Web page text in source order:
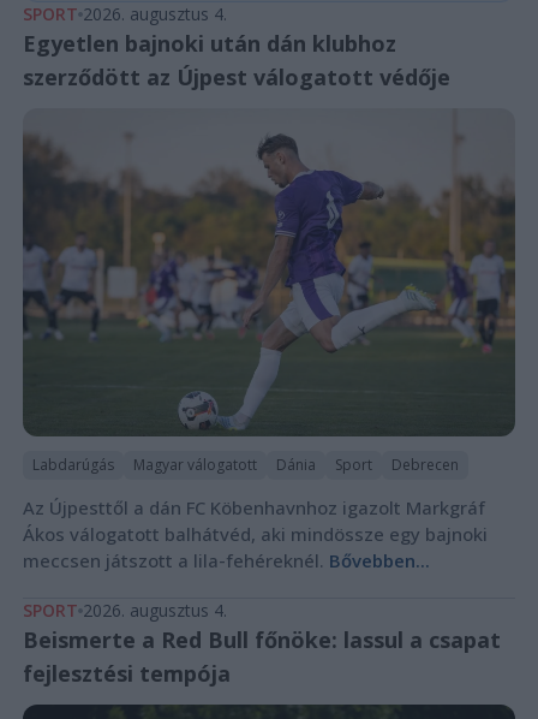
SPORT 2026. augusztus 4.
Egyetlen bajnoki után dán klubhoz
szerződött az Újpest válogatott védője
Labdarúgás Magyar válogatott Dánia Sport Debrecen
Az Újpesttől a dán FC Köbenhavnhoz igazolt Markgráf
Ákos válogatott balhátvéd, aki mindössze egy bajnoki
meccsen játszott a lila-fehéreknél. Bővebben...
SPORT 2026. augusztus 4.
Beismerte a Red Bull főnöke: lassul a csapat
fejlesztési tempója